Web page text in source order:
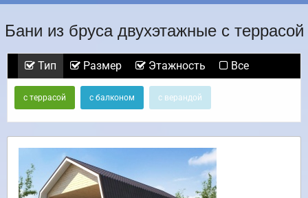
Бани из бруса двухэтажные с террасой
Тип Размер Этажность Все
с террасой с балконом с верандой